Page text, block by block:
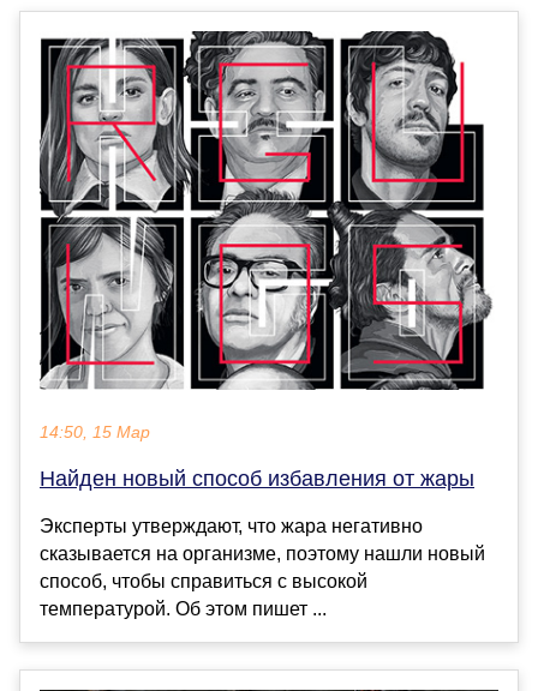
14:50, 15 Мар
Найден новый способ избавления от жары
Эксперты утверждают, что жара негативно
сказывается на организме, поэтому нашли новый
способ, чтобы справиться с высокой
температурой. Об этом пишет ...